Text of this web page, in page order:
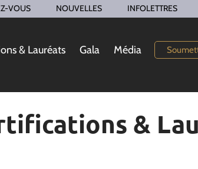
VOUS NOUVELLES INFOLETTRES
& Lauréats Gala Média
&